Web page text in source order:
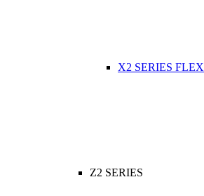
X2 SERIES FLEX
Z2 SERIES